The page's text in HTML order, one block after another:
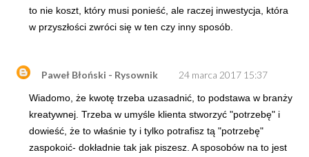
to nie koszt, który musi ponieść, ale raczej inwestycja, która
w przyszłości zwróci się w ten czy inny sposób.
Paweł Błoński - Rysownik 24 marca 2017 15:37
Wiadomo, że kwotę trzeba uzasadnić, to podstawa w branży
kreatywnej. Trzeba w umyśle klienta stworzyć "potrzebę" i
dowieść, że to właśnie ty i tylko potrafisz tą "potrzebę"
zaspokoić- dokładnie tak jak piszesz. A sposobów na to jest